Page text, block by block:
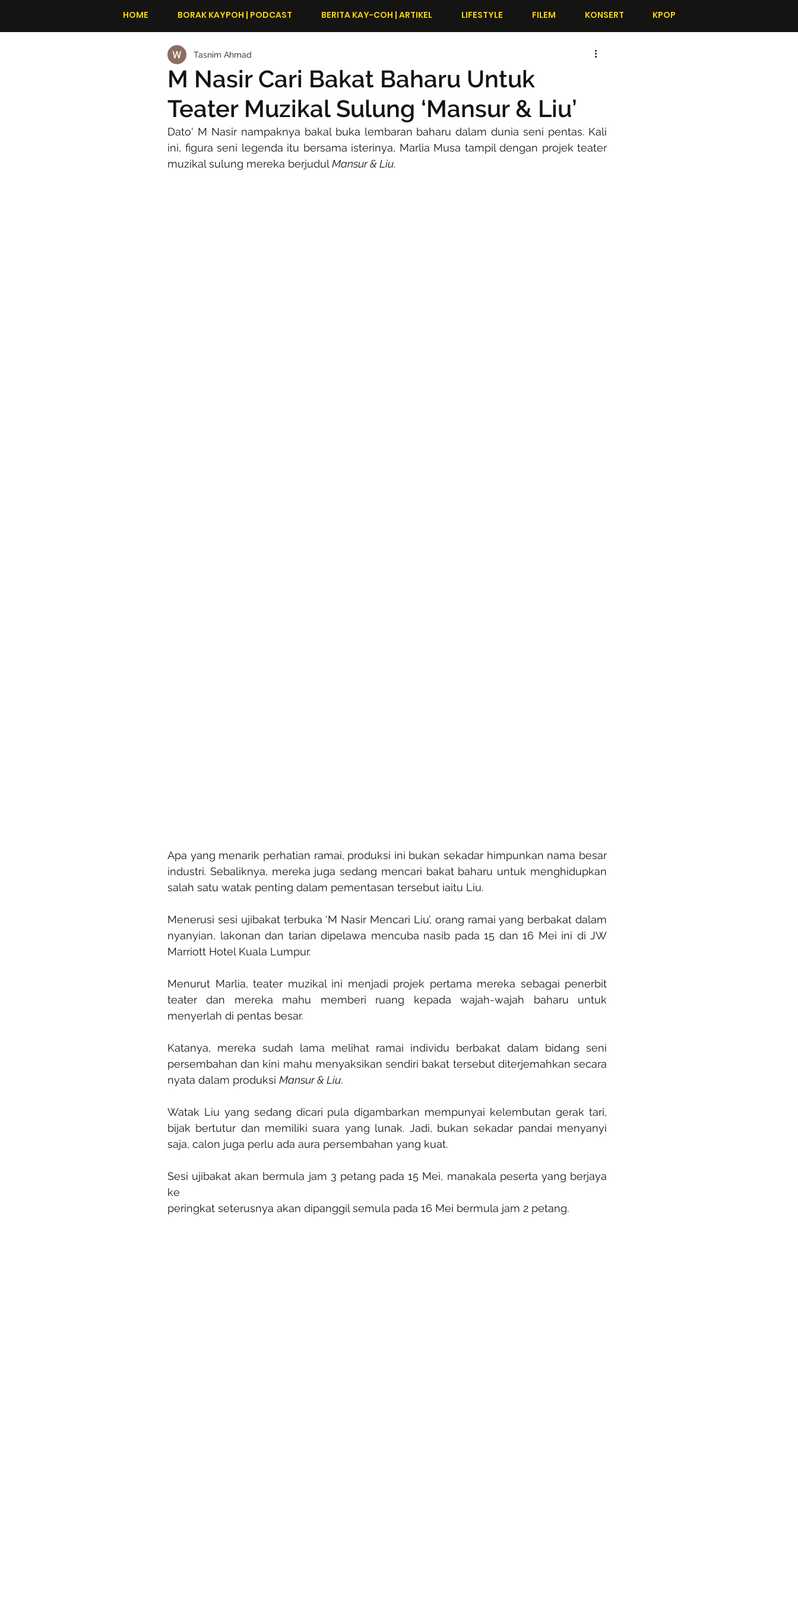
HOME BORAK KAYPOH | PODCAST BERITA KAY-COH | ARTIKEL LIFESTYLE FILEM KONSERT KPOP
M Nasir Cari Bakat Baharu Untuk
Teater Muzikal Sulung ‘Mansur & Liu’
Tasnim Ahmad
Dato' M Nasir nampaknya bakal buka lembaran baharu dalam dunia seni pentas. Kali
ini, figura seni legenda itu bersama isterinya, Marlia Musa tampil dengan projek teater
muzikal sulung mereka berjudul Mansur & Liu.
Apa yang menarik perhatian ramai, produksi ini bukan sekadar himpunkan nama besar
industri. Sebaliknya, mereka juga sedang mencari bakat baharu untuk menghidupkan
salah satu watak penting dalam pementasan tersebut iaitu Liu.
Menerusi sesi ujibakat terbuka ‘M Nasir Mencari Liu’, orang ramai yang berbakat dalam
nyanyian, lakonan dan tarian dipelawa mencuba nasib pada 15 dan 16 Mei ini di JW
Marriott Hotel Kuala Lumpur.
Menurut Marlia, teater muzikal ini menjadi projek pertama mereka sebagai penerbit
teater dan mereka mahu memberi ruang kepada wajah-wajah baharu untuk
menyerlah di pentas besar.
Katanya, mereka sudah lama melihat ramai individu berbakat dalam bidang seni
persembahan dan kini mahu menyaksikan sendiri bakat tersebut diterjemahkan secara
nyata dalam produksi Mansur & Liu.
Watak Liu yang sedang dicari pula digambarkan mempunyai kelembutan gerak tari,
bijak bertutur dan memiliki suara yang lunak. Jadi, bukan sekadar pandai menyanyi
saja, calon juga perlu ada aura persembahan yang kuat.
Sesi ujibakat akan bermula jam 3 petang pada 15 Mei, manakala peserta yang berjaya
ke
peringkat seterusnya akan dipanggil semula pada 16 Mei bermula jam 2 petang.